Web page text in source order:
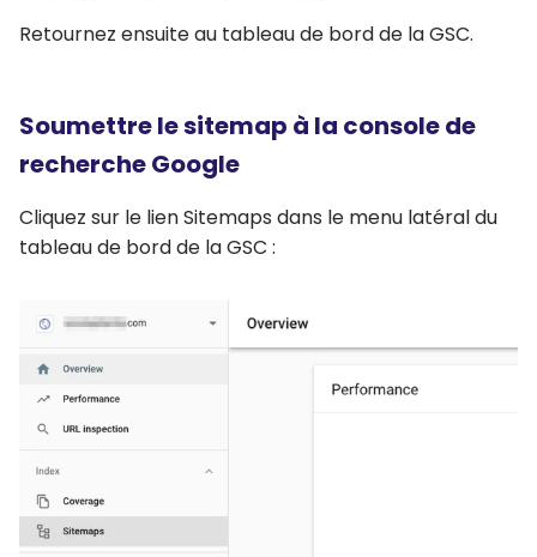
Retournez ensuite au tableau de bord de la GSC.
Soumettre le sitemap à la console de
recherche Google
Cliquez sur le lien Sitemaps dans le menu latéral du
tableau de bord de la GSC :